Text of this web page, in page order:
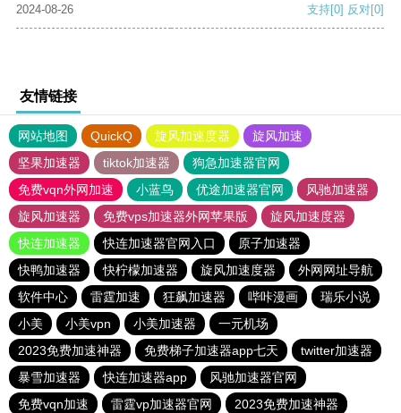
2024-08-26 支持[0] 反对[0]
友情链接
网站地图 QuickQ 旋风加速度器
旋风加速
坚果加速器
tiktok加速器
狗急加速器官网
免费vqn外网加速
小蓝鸟 优途加速器官网
风驰加速器
旋风加速器
免费vps加速器外网苹果版
旋风加速度器
快连加速器
快连加速器官网入口
原子加速器
快鸭加速器
快柠檬加速器 旋风加速度器
外网网址导航
软件中心
雷霆加速 狂飙加速器 哔咔漫画
瑞乐小说
小美
小美vpn 小美加速器
一元机场
2023免费加速神器
免费梯子加速器app七天
twitter加速器
暴雪加速器
快连加速器app
风驰加速器官网
免费vqn加速
雷霆vp加速器官网
2023免费加速神器